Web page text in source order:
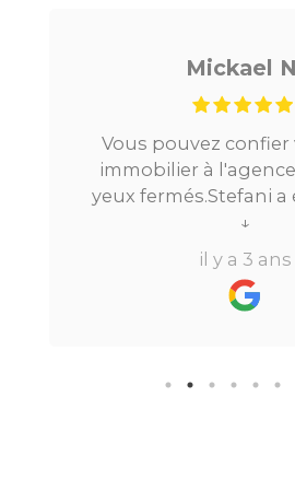
Mickael
Vous pouvez confier
immobilier à l'agence
yeux fermés.Stefani a
tout au long du
réactive, elle a su
toutes mes questions
24h par email
supplémentaire est
↓
il y a 3 ans